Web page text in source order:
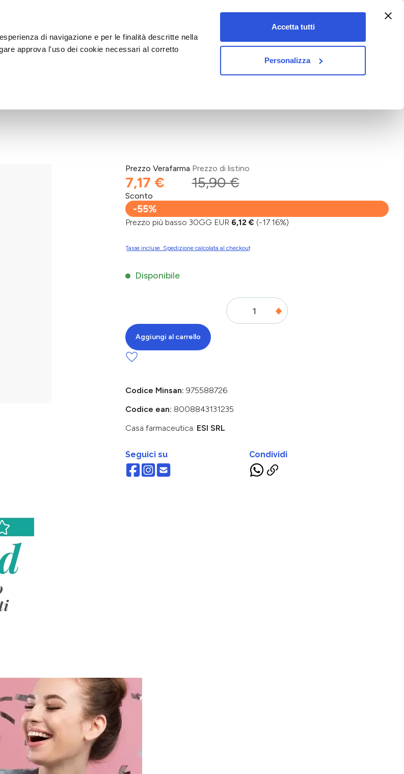
di navigazione e per le finalità descritte nella
approva l'uso dei cookie necessari al corretto
Accetta tutti
Personalizza
vet&pet
Prezzo Verafarma
7,17 €
Prezzo di listino
15,90 €
Sconto
-55%
Prezzo più basso 30GG EUR 6,12 € (-17.16%)
Tasse incluse. Spedizione calcolata al checkout
Disponibile
Aggiungi al carrello
Codice Minsan: 975588726
Codice ean: 8008843131235
Casa farmaceutica: ESI SRL
Seguici su Condividi